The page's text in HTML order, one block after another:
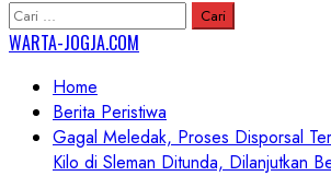
Cari
untuk:
WARTA-JOGJA.COM
Home
Berita Peristiwa
Gagal Meledak, Proses Disporsal
Kilo di Sleman Ditunda, Dilanjutkan